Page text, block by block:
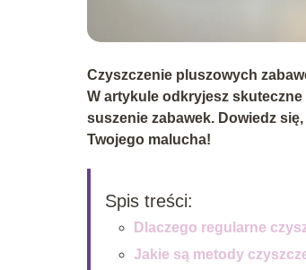
Czyszczenie pluszowych
W artykule odkryjesz
suszenie zabawek. Dowiedz
Twojego malucha!
Spis treści:
Dlaczego regularne
Jakie są metody